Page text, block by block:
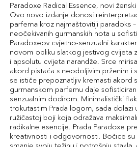
Paradoxe Radical Essence, novi
Ovo novo izdanje donosi
parfema kroz najmaštovitiji paradoks
neočekivanih gurmanskih nota u
Paradoxeov cvjetno-senzualni
novom obliku slatkog jestivog cvijeta
i apsolutu cvijeta narandže. Srce
akord pistaća s neodoljivim prženim i
se ističe prepoznatljiv kremasti akord
gurmanskom parfemu daje
senzualnim dodirom. Minimalistički
trokutastim Prada logom, sada dolazi
ružičastoj boji koja odražava
radikalne esencije. Prada Paradoxe
kreativnosti i odgovornosti. Bočice su